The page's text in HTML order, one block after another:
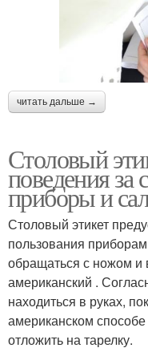
читать дальше →
Столовый
поведения за
приборы и
Столовый этикет
пользования
обращаться с ножом и
американский .
находиться в руках,
американском
отложить на тарелку.